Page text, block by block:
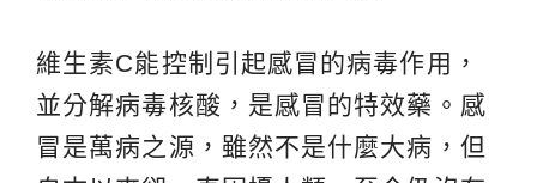
維生素C能控制引起感冒的病毒作用，
並分解病毒核酸，是感冒的特效藥。感
冒是萬病之源，雖然不是什麼大病，但